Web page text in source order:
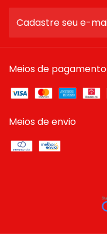
Meios de pagamento
Meios de envio